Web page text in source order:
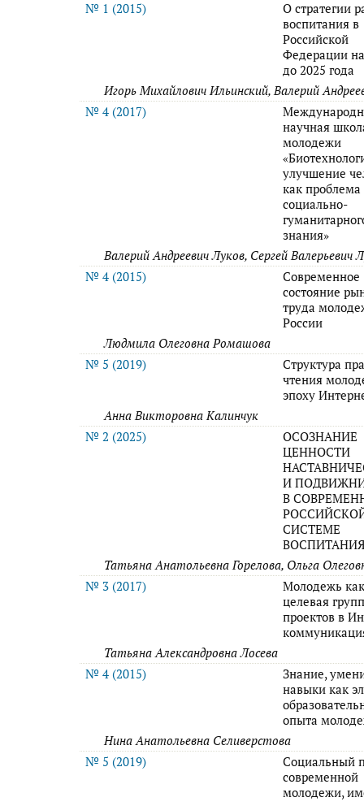
№ 1 (2015)
О стратегии
воспитания в
Российской
Федерации
до 2025 года
Игорь Михайлович Ильинский, Валерий
№ 4 (2017)
научная
молодежи
улучшение
как проблема
социально-
знания»
Валерий Андреевич Луков, Сергей Валерьевич
№ 4 (2015)
Современное
состояние
труда
России
Людмила Олеговна Ромашова
№ 5 (2019)
Структура
чтения
эпоху
Анна Викторовна Калинчук
№ 2 (2025)
ОСОЗНАНИЕ
ЦЕННОСТИ
И
В
СИСТЕМЕ
Татьяна Анатольевна Горелова, Ольга
№ 3 (2017)
Молодежь
целевая
проектов в
Татьяна Александровна Лосева
№ 4 (2015)
Знание,
навыки как
опыта
Нина Анатольевна Селиверстова
№ 5 (2019)
Социальный
современной
молодежи,